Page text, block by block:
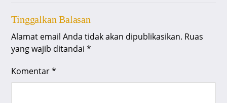
Tinggalkan Balasan
Alamat email Anda tidak akan dipublikasikan. Ruas
yang wajib ditandai*
Komentar*